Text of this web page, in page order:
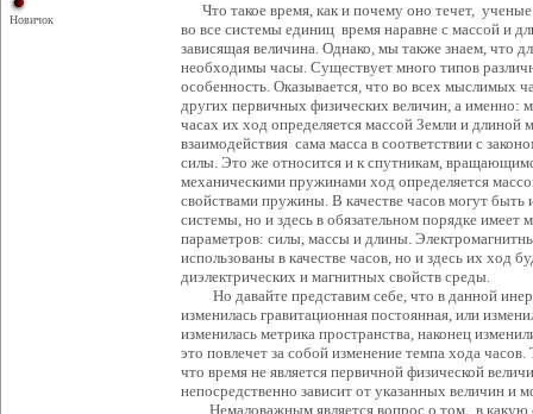
Новичок
Что такое время, как и почему оно течет,
во все системы единиц время наравне с массой и
зависящая величина. Однако, мы также знаем, что
необходимы часы. Существует много типов
особенность. Оказывается, что во всех мыслимых
других первичных физических величин, а
часах их ход определяется массой Земли и длиной
взаимодействия сама масса в соответствии с
силы. Это же относится и к спутникам,
механическими пружинами ход определяется
свойствами пружины. В качестве часов могут
системы, но и здесь в обязательном порядке имеет
параметров: силы, массы и длины.
использованы в качестве часов, но и здесь их ход
диэлектрических и магнитных свойств среды.
Но давайте представим себе, что в данной
изменилась гравитационная постоянная, или
изменилась метрика пространства, наконец
это повлечет за собой изменение темпа хода
что время не является первичной физической
непосредственно зависит от указанных величин и
Немаловажным является вопрос о том, в какую